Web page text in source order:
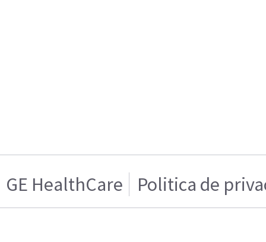
GE HealthCare Politica de